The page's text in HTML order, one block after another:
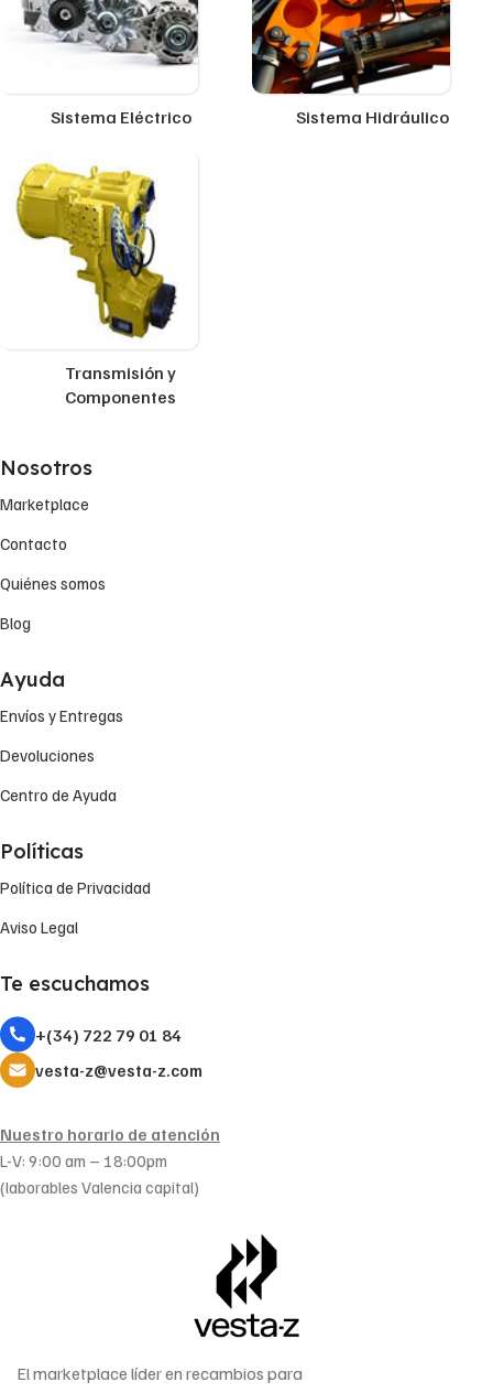
Sistema Eléctrico Sistema Hidráulico
Transmisión y
Componentes
Nosotros
Marketplace
Contacto
Quiénes somos
Blog
Ayuda
Envíos y Entregas
Devoluciones
Centro de Ayuda
Políticas
Política de Privacidad
Aviso Legal
Te escuchamos
+(34) 722 79 01 84
vesta-z@vesta-z.com
Nuestro horario de atención
L-V: 9:00 am – 18:00pm
(laborables Valencia capital)
El marketplace líder en recambios para